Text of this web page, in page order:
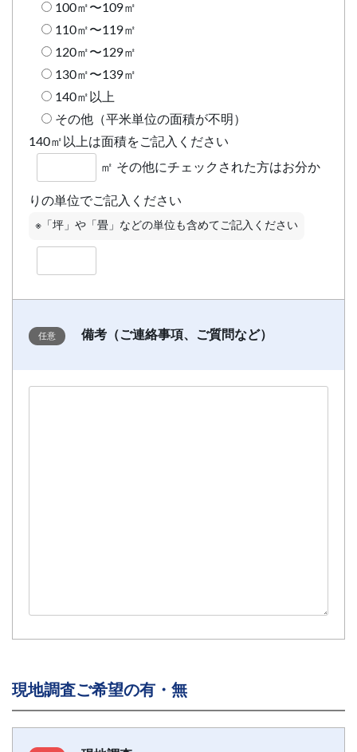
100㎡〜109㎡
110㎡〜119㎡
120㎡〜129㎡
130㎡〜139㎡
140㎡以上
その他（平米単位の面積が不明）
140㎡以上は面積をご記入ください
㎡ その他にチェックされた方はお分か
りの単位でご記入ください
※「坪」や「畳」などの単位も含めてご記入ください
備考（ご連絡事項、ご質問など）
現地調査ご希望の有・無